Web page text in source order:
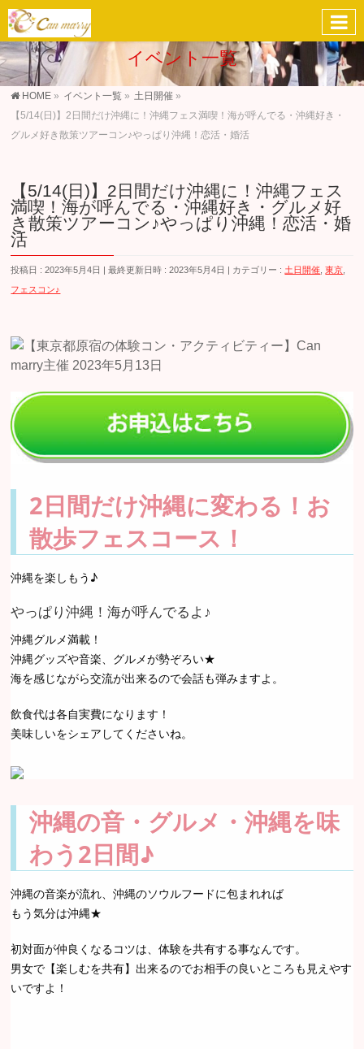
イベント一覧
HOME » イベント一覧 » 土日開催 »
【5/14(日)】2日間だけ沖縄に！沖縄フェス満喫！海が呼んでる・沖縄好き・
グルメ好き散策ツアーコン♪やっぱり沖縄！恋活・婚活
【5/14(日)】2日間だけ沖縄に！沖縄フェス
満喫！海が呼んでる・沖縄好き・グルメ好
き散策ツアーコン♪やっぱり沖縄！恋活・婚
活
投稿日 : 2023年5月4日 最終更新日時 : 2023年5月4日 カテゴリー : 土日開催 ,東京
フェスコン♪
2日間だけ沖縄に変わる！お
散歩フェスコース！
沖縄を楽しもう♪
やっぱり沖縄！海が呼んでるよ♪
沖縄グルメ満載！
沖縄グッズや音楽、グルメが勢ぞろい★
海を感じながら交流が出来るので会話も弾みますよ。
飲食代は各自実費になります！
美味しいをシェアしてくださいね。
沖縄の音・グルメ・沖縄を味
わう2日間♪
沖縄の音楽が流れ、沖縄のソウルフードに包まれれば
もう気分は沖縄★
初対面が仲良くなるコツは、体験を共有する事なんです。
男女で【楽しむを共有】出来るのでお相手の良いところも見えやす
いですよ！